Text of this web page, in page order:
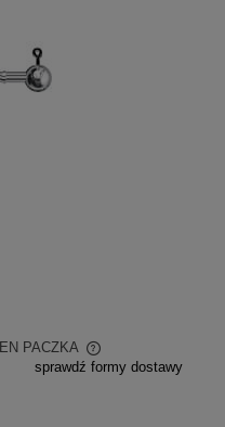
PACZKA
kosztów płatności
sprawdź formy dostawy